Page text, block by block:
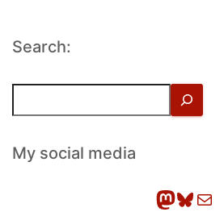
Search:
h
eMy social media
Mastodon Bluesky E-Mail